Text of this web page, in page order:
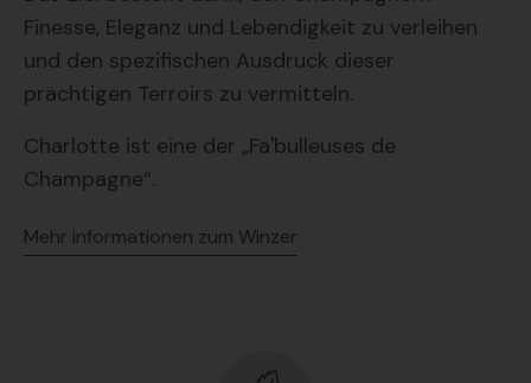
Finesse, Eleganz und Lebendigkeit zu verleihen
und den spezifischen Ausdruck dieser
prächtigen Terroirs zu vermitteln.
Charlotte ist eine der „Fa'bulleuses de
Champagne“.
Mehr informationen zum Winzer